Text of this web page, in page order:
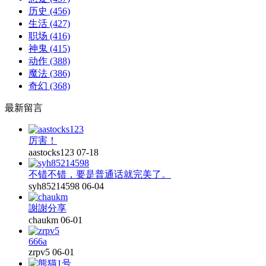
历史 (456)
生活 (427)
职场 (416)
神鬼 (415)
动作 (388)
魔法 (386)
奇幻 (368)
最新留言
厉害！
aastocks123 07-18
不错不错，要是普通话就完美了。
syh85214598 06-04
謝謝分享
chaukm 06-01
666a
zrpv5 06-01